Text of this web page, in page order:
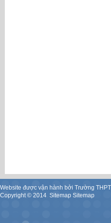
Website được vận hành bởi Trường
Copyright © 2014. Sitemap Sitemap